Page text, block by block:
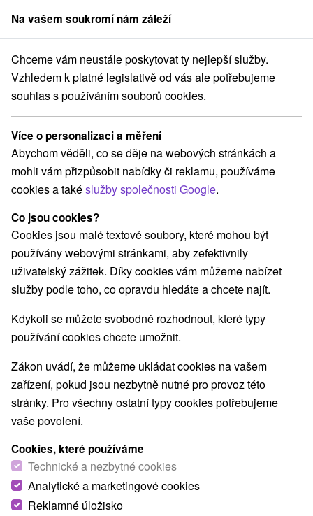
člen skupinySorger
Trenčiansky kraj Stará Myjava Chata Adam Stará Myjava
Chata Adam Stará Myjava
Stará Myjava
REZERVACE A VÝBĚR POBYTU
Kontaktujte přímo ubytovatele.
Navigovat do místa
O ZAŘÍZENÍ VYBAVENÍ
Na vašem soukromí nám záleží
Chceme vám neustále poskytovat ty nejlepší služby.
Vzhledem k platné legislativě od vás ale potřebujeme
souhlas s používáním souborů cookies.
Více o personalizaci a měření
Abychom věděli, co se děje na webových stránkách a
mohli vám přizpůsobit nabídky či reklamu, používáme
cookies a takéslužby společnosti Google.
Co jsou cookies?
Cookies jsou malé textové soubory, které mohou být
používány webovými stránkami, aby zefektivnily
uživatelský zážitek. Díky cookies vám můžeme nabízet
služby podle toho, co opravdu hledáte a chcete najít.
Kdykoli se můžete svobodně rozhodnout, které typy
používání cookies chcete umožnit.
Zákon uvádí, že můžeme ukládat cookies na vašem
zařízení, pokud jsou nezbytně nutné pro provoz této
stránky. Pro všechny ostatní typy cookies potřebujeme
vaše povolení.
Cookies, které používáme
Technické a nezbytné cookies
Analytické a marketingové cookies
Reklamné úložisko